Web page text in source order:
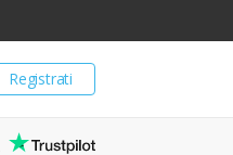
Registrati